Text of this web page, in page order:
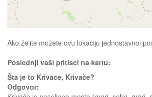
Ako želite možete ovu lokaciju jednostavnoi
Poslednji vaši pritisci na kartu:
Šta je to Krivace, Krivače?
Odgovor: